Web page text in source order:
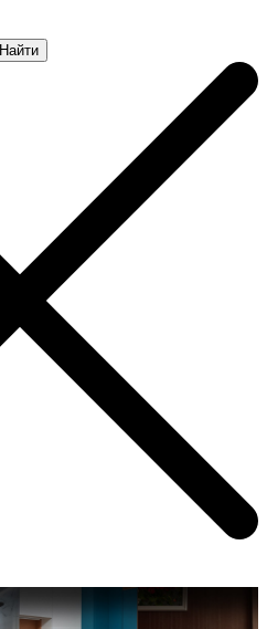
Найти